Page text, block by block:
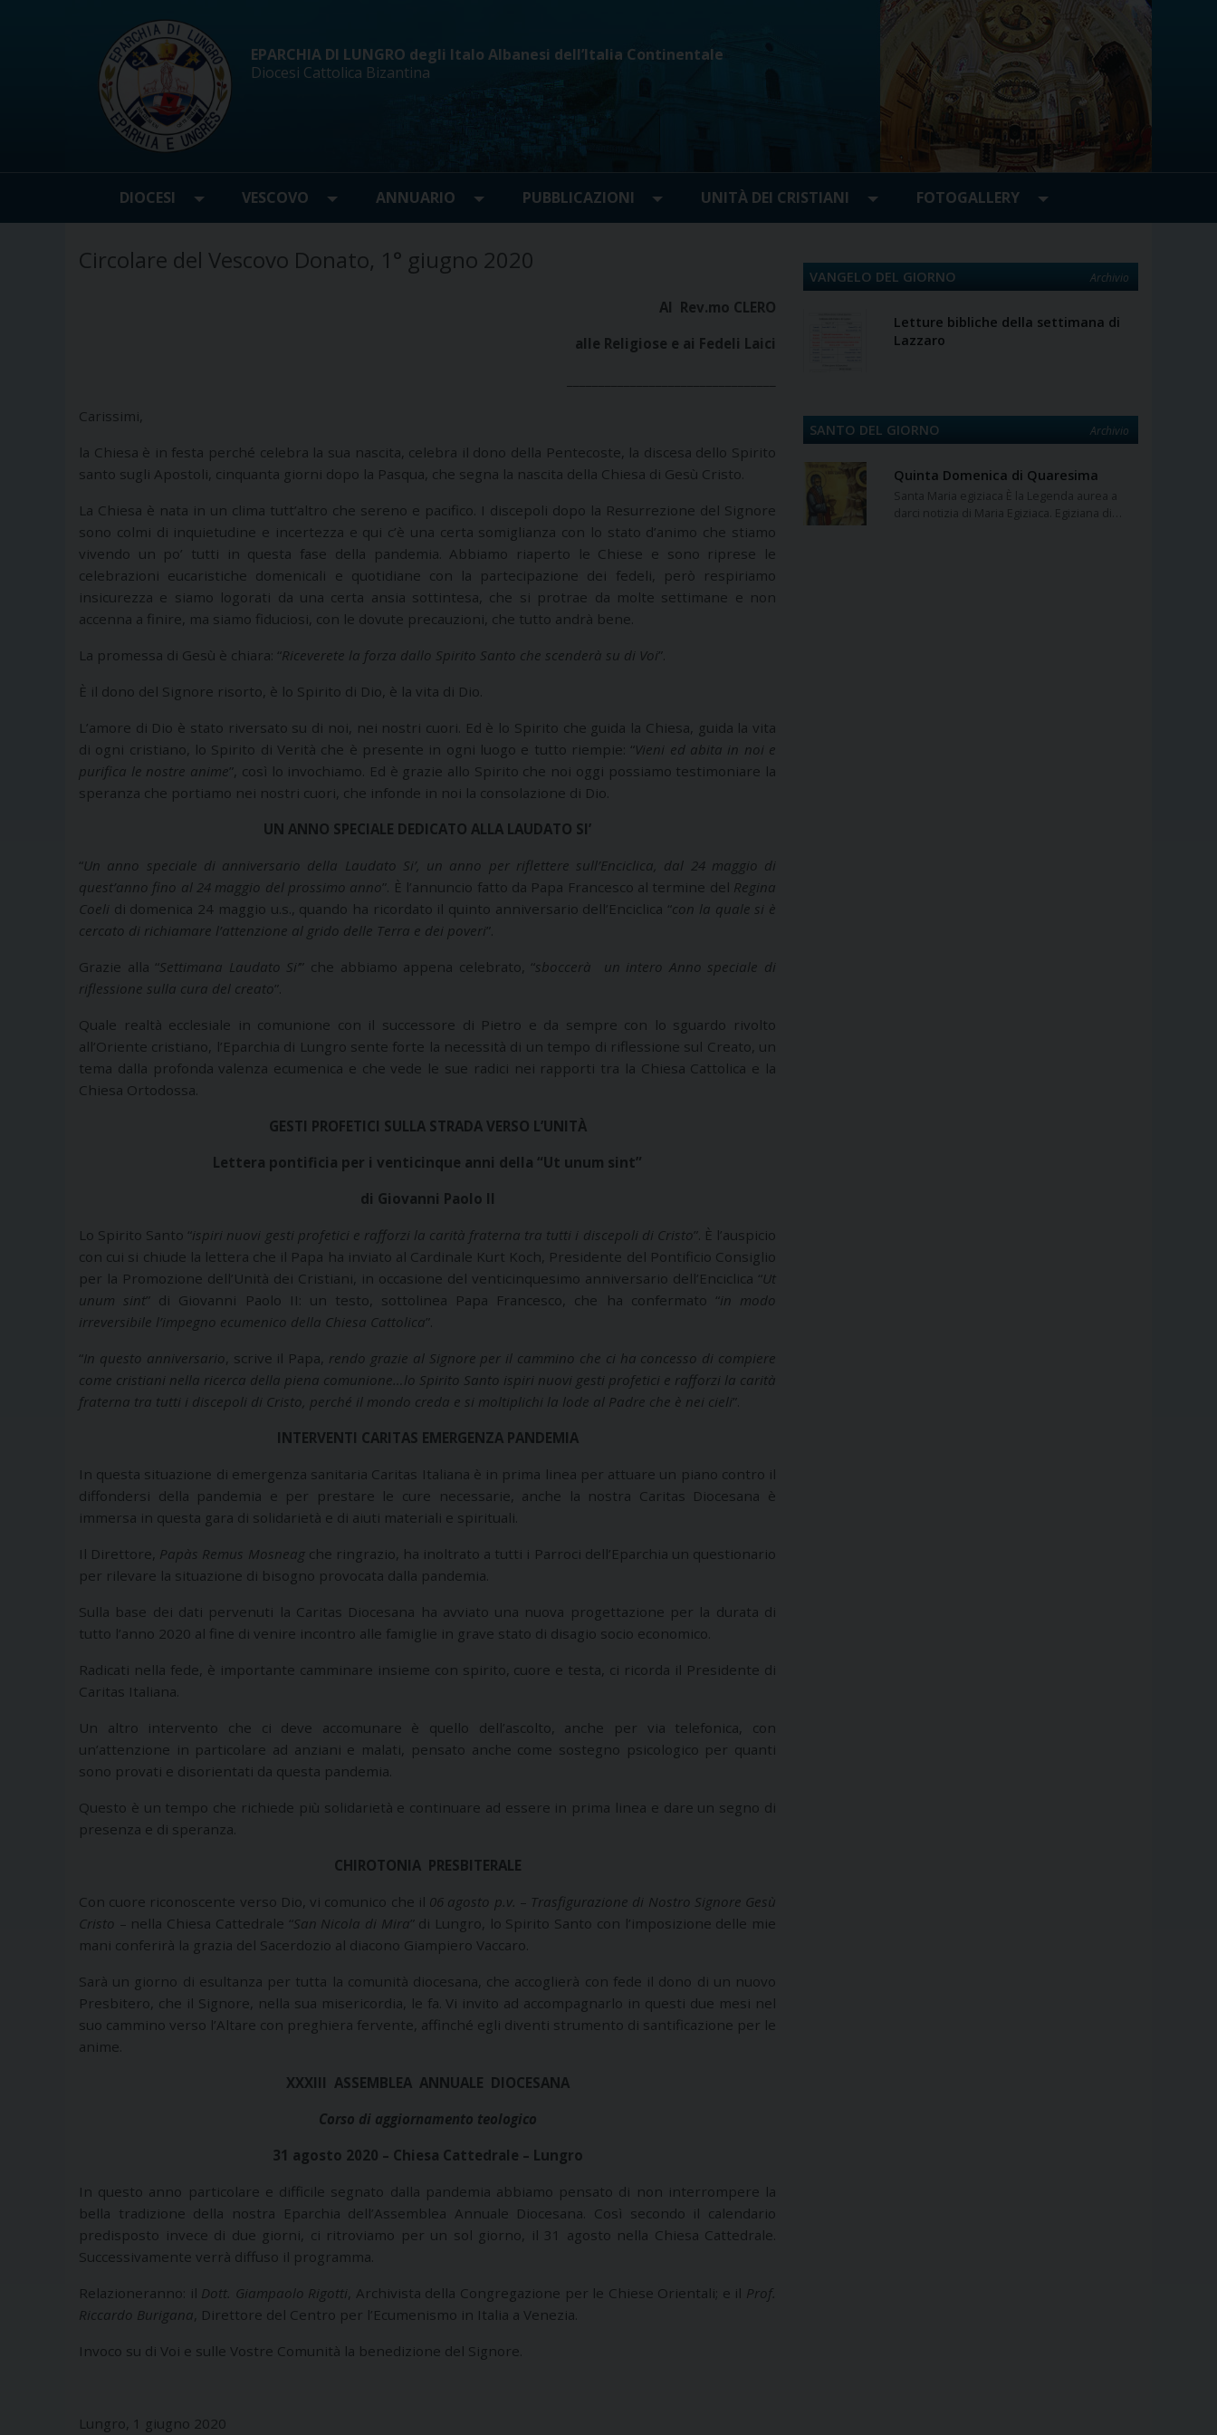
EPARCHIA DI LUNGRO degli Italo Albanesi dell’Italia Continentale
Diocesi Cattolica Bizantina
DIOCESI VESCOVO ANNUARIO PUBBLICAZIONI UNITÀ DEI CRISTIANI FOTOGALLERY
Circolare del Vescovo Donato, 1° giugno 2020
Al Rev.mo CLERO
alle Religiose e ai Fedeli Laici
Carissimi,
la Chiesa è in festa perché celebra la sua nascita, celebra il dono della Pentecoste, la discesa dello Spirito
santo sugli Apostoli, cinquanta giorni dopo la Pasqua, che segna la nascita della Chiesa di Gesù Cristo.
La Chiesa è nata in un clima tutt’altro che sereno e pacifico. I discepoli dopo la Resurrezione del Signore
sono colmi di inquietudine e incertezza e qui c’è una certa somiglianza con lo stato d’animo che stiamo
vivendo un po’ tutti in questa fase della pandemia. Abbiamo riaperto le Chiese e sono riprese le
celebrazioni eucaristiche domenicali e quotidiane con la partecipazione dei fedeli, però respiriamo
insicurezza e siamo logorati da una certa ansia sottintesa, che si protrae da molte settimane e non
accenna a finire, ma siamo fiduciosi, con le dovute precauzioni, che tutto andrà bene.
La promessa di Gesù è chiara: “Riceverete la forza dallo Spirito Santo che scenderà su di Voi”.
È il dono del Signore risorto, è lo Spirito di Dio, è la vita di Dio.
L’amore di Dio è stato riversato su di noi, nei nostri cuori. Ed è lo Spirito che guida la Chiesa, guida la vita
di ogni cristiano, lo Spirito di Verità che è presente in ogni luogo e tutto riempie: “Vieni ed abita in noi e
purifica le nostre anime”, così lo invochiamo. Ed è grazie allo Spirito che noi oggi possiamo testimoniare la
speranza che portiamo nei nostri cuori, che infonde in noi la consolazione di Dio.
UN ANNO SPECIALE DEDICATO ALLA LAUDATO SI’
“Un anno speciale di anniversario della Laudato Si’, un anno per riflettere sull’Enciclica, dal 24 maggio di
quest’anno fino al 24 maggio del prossimo anno”. È l’annuncio fatto da Papa Francesco al termine del Regina
Coeli di domenica 24 maggio u.s., quando ha ricordato il quinto anniversario dell’Enciclica “con la quale si è
cercato di richiamare l’attenzione al grido delle Terra e dei poveri”.
Grazie alla “Settimana Laudato Si’” che abbiamo appena celebrato, “sboccerà un intero Anno speciale di
riflessione sulla cura del creato”.
Quale realtà ecclesiale in comunione con il successore di Pietro e da sempre con lo sguardo rivolto
all’Oriente cristiano, l’Eparchia di Lungro sente forte la necessità di un tempo di riflessione sul Creato, un
tema dalla profonda valenza ecumenica e che vede le sue radici nei rapporti tra la Chiesa Cattolica e la
Chiesa Ortodossa.
GESTI PROFETICI SULLA STRADA VERSO L’UNITÀ
Lettera pontificia per i venticinque anni della “Ut unum sint”
di Giovanni Paolo II
Lo Spirito Santo “ispiri nuovi gesti profetici e rafforzi la carità fraterna tra tutti i discepoli di Cristo”. È l’auspicio
con cui si chiude la lettera che il Papa ha inviato al Cardinale Kurt Koch, Presidente del Pontificio Consiglio
per la Promozione dell’Unità dei Cristiani, in occasione del venticinquesimo anniversario dell’Enciclica “Ut
unum sint” di Giovanni Paolo II: un testo, sottolinea Papa Francesco, che ha confermato “in modo
irreversibile l’impegno ecumenico della Chiesa Cattolica”.
“In questo anniversario, scrive il Papa, rendo grazie al Signore per il cammino che ci ha concesso di compiere
come cristiani nella ricerca della piena comunione…lo Spirito Santo ispiri nuovi gesti profetici e rafforzi la carità
fraterna tra tutti i discepoli di Cristo, perché il mondo creda e si moltiplichi la lode al Padre che è nei cieli”.
INTERVENTI CARITAS EMERGENZA PANDEMIA
In questa situazione di emergenza sanitaria Caritas Italiana è in prima linea per attuare un piano contro il
diffondersi della pandemia e per prestare le cure necessarie, anche la nostra Caritas Diocesana è
immersa in questa gara di solidarietà e di aiuti materiali e spirituali.
Il Direttore, Papàs Remus Mosneagche ringrazio, ha inoltrato a tutti i Parroci dell’Eparchia un questionario
per rilevare la situazione di bisogno provocata dalla pandemia.
Sulla base dei dati pervenuti la Caritas Diocesana ha avviato una nuova progettazione per la durata di
tutto l’anno 2020 al fine di venire incontro alle famiglie in grave stato di disagio socio economico.
Radicati nella fede, è importante camminare insieme con spirito, cuore e testa, ci ricorda il Presidente di
Caritas Italiana.
Un altro intervento che ci deve accomunare è quello dell’ascolto, anche per via telefonica, con
un’attenzione in particolare ad anziani e malati, pensato anche come sostegno psicologico per quanti
sono provati e disorientati da questa pandemia.
Questo è un tempo che richiede più solidarietà e continuare ad essere in prima linea e dare un segno di
presenza e di speranza.
CHIROTONIA PRESBITERALE
Con cuore riconoscente verso Dio, vi comunico che il 06 agosto p.v. – Trasfigurazione di Nostro Signore Gesù
Cristo – nella Chiesa Cattedrale “San Nicola di Mira” di Lungro, lo Spirito Santo con l’imposizione delle mie
mani conferirà la grazia del Sacerdozio al diacono Giampiero Vaccaro.
Sarà un giorno di esultanza per tutta la comunità diocesana, che accoglierà con fede il dono di un nuovo
Presbitero, che il Signore, nella sua misericordia, le fa. Vi invito ad accompagnarlo in questi due mesi nel
suo cammino verso l’Altare con preghiera fervente, affinché egli diventi strumento di santificazione per le
anime.
XXXIII ASSEMBLEA ANNUALE DIOCESANA
Corso di aggiornamento teologico
31 agosto 2020 – Chiesa Cattedrale – Lungro
In questo anno particolare e difficile segnato dalla pandemia abbiamo pensato di non interrompere la
bella tradizione della nostra Eparchia dell’Assemblea Annuale Diocesana. Così secondo il calendario
predisposto invece di due giorni, ci ritroviamo per un sol giorno, il 31 agosto nella Chiesa Cattedrale.
Successivamente verrà diffuso il programma.
Relazioneranno: il Dott. Giampaolo Rigotti, Archivista della Congregazione per le Chiese Orientali; e il Prof.
Riccardo Burigana, Direttore del Centro per l’Ecumenismo in Italia a Venezia.
Invoco su di Voi e sulle Vostre Comunità la benedizione del Signore.
Lungro, 1 giugno 2020
VANGELO DEL GIORNO Archivio
Letture bibliche della settimana di
Lazzaro
SANTO DEL GIORNO Archivio
Quinta Domenica di Quaresima
Santa Maria egiziaca È la Legenda aurea a
darci notizia di Maria Egiziaca. Egiziana di…